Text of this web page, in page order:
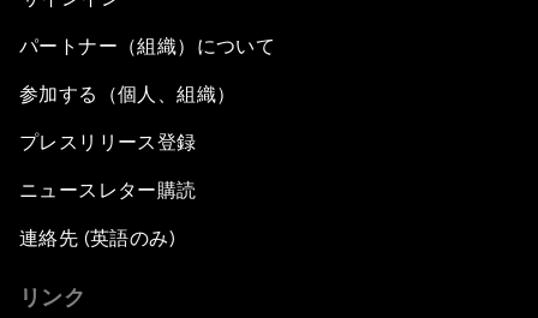
パートナー（組織）について
参加する（個人、組織）
プレスリリース登録
ニュースレター購読
連絡先 (英語のみ)
リンク